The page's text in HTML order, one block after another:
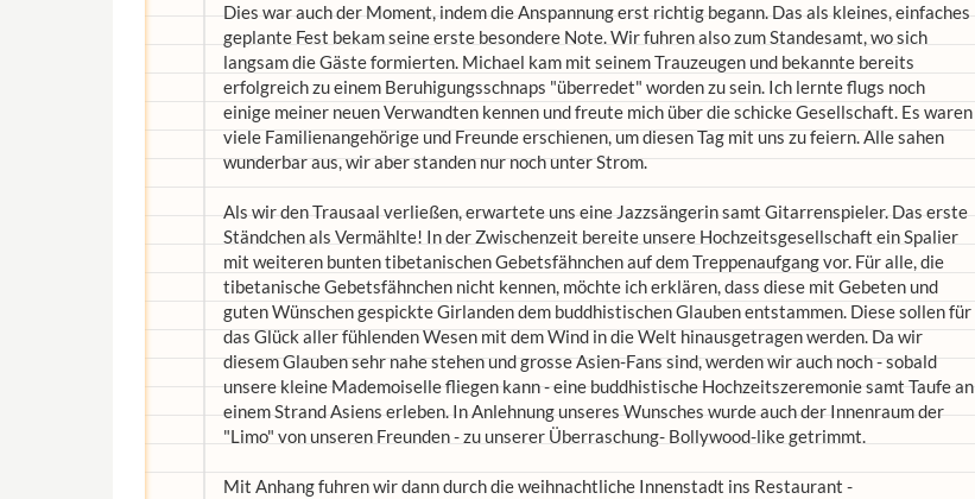
Dies war auch der Moment, indem die Anspannung erst richtig begann. Das als kleines, einfaches
geplante Fest bekam seine erste besondere Note. Wir fuhren also zum Standesamt, wo sich
langsam die Gäste formierten. Michael kam mit seinem Trauzeugen und bekannte bereits
erfolgreich zu einem Beruhigungsschnaps "überredet" worden zu sein. Ich lernte flugs noch
einige meiner neuen Verwandten kennen und freute mich über die schicke Gesellschaft. Es waren
viele Familienangehörige und Freunde erschienen, um diesen Tag mit uns zu feiern. Alle sahen
wunderbar aus, wir aber standen nur noch unter Strom.
Als wir den Trausaal verließen, erwartete uns eine Jazzsängerin samt Gitarrenspieler. Das erste
Ständchen als Vermählte! In der Zwischenzeit bereite unsere Hochzeitsgesellschaft ein Spalier
mit weiteren bunten tibetanischen Gebetsfähnchen auf dem Treppenaufgang vor. Für alle, die
tibetanische Gebetsfähnchen nicht kennen, möchte ich erklären, dass diese mit Gebeten und
guten Wünschen gespickte Girlanden dem buddhistischen Glauben entstammen. Diese sollen für
das Glück aller fühlenden Wesen mit dem Wind in die Welt hinausgetragen werden. Da wir
diesem Glauben sehr nahe stehen und grosse Asien-Fans sind, werden wir auch noch - sobald
unsere kleine Mademoiselle fliegen kann - eine buddhistische Hochzeitszeremonie samt Taufe an
einem Strand Asiens erleben. In Anlehnung unseres Wunsches wurde auch der Innenraum der
"Limo" von unseren Freunden - zu unserer Überraschung- Bollywood-like getrimmt.
Mit Anhang fuhren wir dann durch die weihnachtliche Innenstadt ins Restaurant -